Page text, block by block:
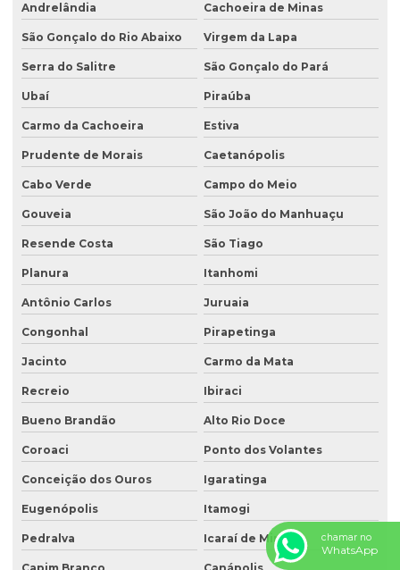
Andrelândia Cachoeira de Minas
São Gonçalo do Rio Abaixo Virgem da Lapa
Serra do Salitre São Gonçalo do Pará
Ubaí Piraúba
Carmo da Cachoeira Estiva
Prudente de Morais Caetanópolis
Cabo Verde Campo do Meio
Gouveia São João do Manhuaçu
Resende Costa São Tiago
Planura Itanhomi
Antônio Carlos Juruaia
Congonhal Pirapetinga
Jacinto Carmo da Mata
Recreio Ibiraci
Bueno Brandão Alto Rio Doce
Coroaci Ponto dos Volantes
Conceição dos Ouros Igaratinga
Eugenópolis Itamogi
Pedralva Icaraí de Minas chamar no
WhatsApp